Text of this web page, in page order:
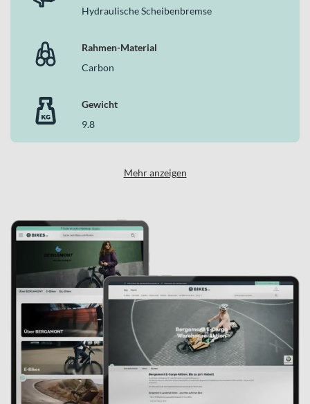
Hydraulische Scheibenbremse
Rahmen-Material
Carbon
Gewicht
9.8
Mehr anzeigen